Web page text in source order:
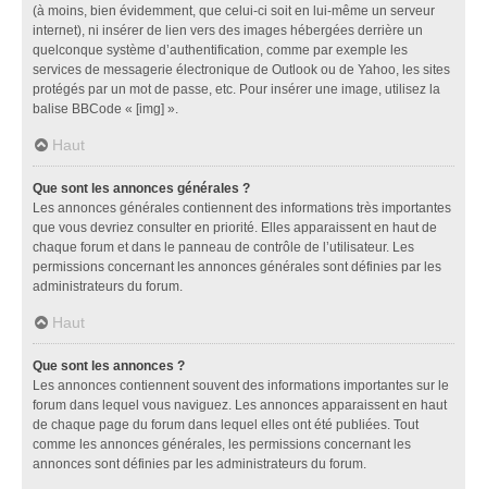
(à moins, bien évidemment, que celui-ci soit en lui-même un serveur
internet), ni insérer de lien vers des images hébergées derrière un
quelconque système d’authentification, comme par exemple les
services de messagerie électronique de Outlook ou de Yahoo, les sites
protégés par un mot de passe, etc. Pour insérer une image, utilisez la
balise BBCode « [img] ».
Haut
Que sont les annonces générales ?
Les annonces générales contiennent des informations très importantes
que vous devriez consulter en priorité. Elles apparaissent en haut de
chaque forum et dans le panneau de contrôle de l’utilisateur. Les
permissions concernant les annonces générales sont définies par les
administrateurs du forum.
Haut
Que sont les annonces ?
Les annonces contiennent souvent des informations importantes sur le
forum dans lequel vous naviguez. Les annonces apparaissent en haut
de chaque page du forum dans lequel elles ont été publiées. Tout
comme les annonces générales, les permissions concernant les
annonces sont définies par les administrateurs du forum.